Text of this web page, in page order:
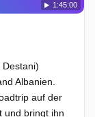
1:45:00
Albanien.
auf der
und bringt ihn